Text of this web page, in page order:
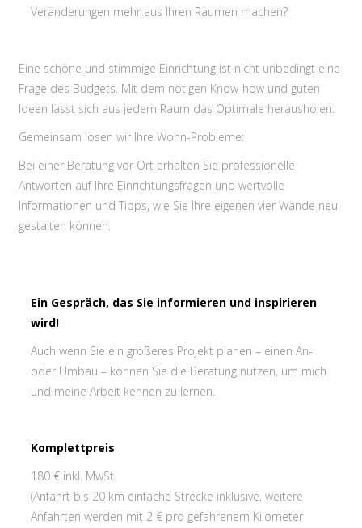
Veränderungen mehr aus Ihren Räumen machen?
Eine schöne und stimmige Einrichtung ist nicht unbedingt eine
Frage des Budgets. Mit dem nötigen Know-how und guten
Ideen lässt sich aus jedem Raum das Optimale herausholen.
Gemeinsam lösen wir Ihre Wohn-Probleme:
Bei einer Beratung vor Ort erhalten Sie professionelle
Antworten auf Ihre Einrichtungsfragen und wertvolle
Informationen und Tipps, wie Sie Ihre eigenen vier Wände neu
gestalten können.
Ein Gespräch, das Sie informieren und inspirieren
wird!
Auch wenn Sie ein größeres Projekt planen – einen An-
oder Umbau – können Sie die Beratung nutzen, um mich
und meine Arbeit kennen zu lernen.
Komplettpreis
180 € inkl. MwSt.
(Anfahrt bis 20 km einfache Strecke inklusive, weitere
Anfahrten werden mit 2 € pro gefahrenem Kilometer